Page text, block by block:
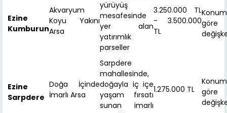
Ezine
Kumburun
Akvaryum
Koyu Yakını
Arsa
yürüyüş
mesafesinde
yer alan
yatırımlık
parseller
3.250.000 TL
- 3.500.000
TL
göre
Ezine
Sarpdere
Doğa İçinde
İmarlı Arsa
Sarpdere
mahallesinde,
doğayla iç içe
yaşam fırsatı
sunan imarlı
1.275.000 TL
göre